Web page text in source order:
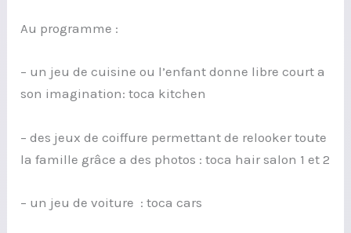
Au programme :
– un jeu de cuisine ou l’enfant donne libre court a
son imagination: toca kitchen
– des jeux de coiffure permettant de relooker toute
la famille grâce a des photos : toca hair salon 1 et 2
– un jeu de voiture : toca cars